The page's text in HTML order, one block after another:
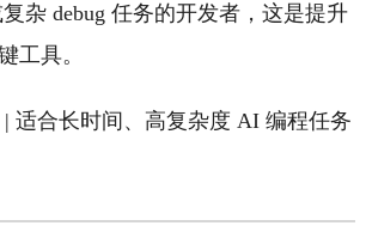
杂 debug 任务的开发者，这是提升
工具。
| 适合长时间、高复杂度 AI 编程任务